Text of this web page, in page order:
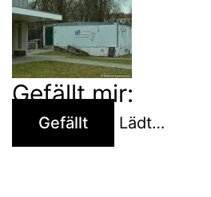
Gefällt mir:
Gefällt Lädt…